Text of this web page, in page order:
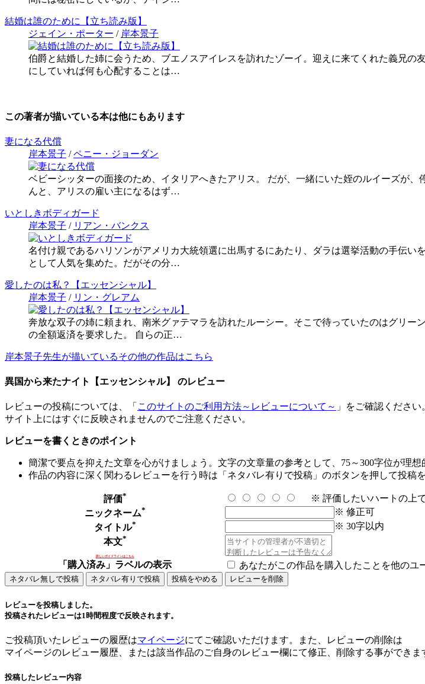
結婚は誰のために【立ち読み版】
ジェイン・ポーター / 岸本景子
伯爵と結婚した姉に会うため、ブエノスアイレスを訪れたゾーイ。迎えに来てくれた義兄
にしていれば何も心配することは…
この著者が描いている本は他にもあります
妻になる代償
岸本景子 /ペニー・ジョーダン
ベビーシッターの面接のため、イタリアへきたアリス。 だが、一緒にいた姪のルイーズが
んと、アリスの雇い主になるはず…
いとしきボディガード
岸本景子 / リアン・バンクス
名付け親であるハリソンがアメリカ大統領選に出馬するにあたり、ダラは選挙活動の手伝
として人気を集めた。だがその分…
愛したのは私？【エッセンシャル】
岸本景子 / リン・グレアム
奔放な双子の姉に頼まれ、南米グァテマラを訪れたルーシー。そこで待っていたのはグリ
の全額返済を要求した。 自らの正…
岸本景子先生が描いているその他の作品はこちら
異国から来たナイト【エッセンシャル】 のレビュー
レビューの投稿については、「 このサイトのご利用方法～レビューについて～ 」をご確認ください
サイト上にはすぐに反映されませんのでご注意ください。
レビューを書くときのポイント
簡潔で要点を抑えた文章を心がけましょう。文字の文章量の参考として、75～300字位が理想
作品の内容に深く関わるレビューを行う時は「ネタバレ有りで投稿」のボタンを押して投稿
評価*
※ 評価したいハートの上
ニックネーム*
※ 修正可
タイトル*
※ 30字以内
本文*
詳しいガイドラインはこちら
「購入済み」ラベルの表示 あなたがこの作品を購入したことを他のユ
レビューを投稿しました。
投稿されたレビューは1時間程度で反映されます。
ご投稿頂いたレビューの履歴はマイページにてご確認いただけます。また、レビューの削除は
マイページのレビュー履歴、または該当作品のご自身のレビュー欄にて修正、削除する事ができま
投稿したレビュー内容